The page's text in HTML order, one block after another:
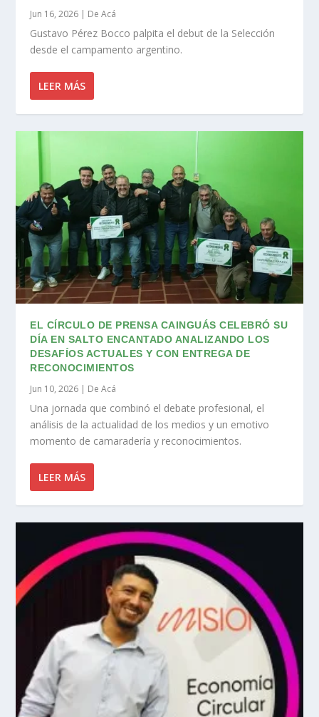
Jun 16, 2026 | De Acá
Gustavo Pérez Bocco palpita el debut de la Selección
desde el campamento argentino.
LEER MÁS
EL CÍRCULO DE PRENSA CAINGUÁS CELEBRÓ SU
DÍA EN SALTO ENCANTADO ANALIZANDO LOS
DESAFÍOS ACTUALES Y CON ENTREGA DE
RECONOCIMIENTOS
Jun 10, 2026 | De Acá
Una jornada que combinó el debate profesional, el
análisis de la actualidad de los medios y un emotivo
momento de camaradería y reconocimientos.
LEER MÁS